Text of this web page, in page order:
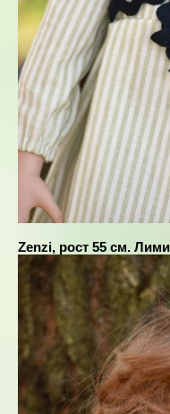
Zenzi, рост 55 см.